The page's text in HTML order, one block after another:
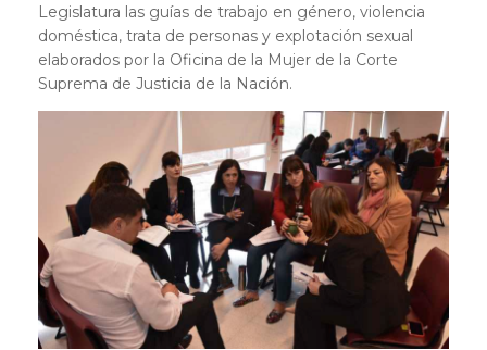
Legislatura las guías de trabajo en género, violencia
doméstica, trata de personas y explotación sexual
elaborados por la Oficina de la Mujer de la Corte
Suprema de Justicia de la Nación.